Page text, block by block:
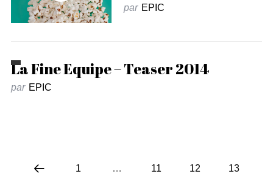
par EPIC
La Fine Equipe – Teaser 2014
par EPIC
1 … 11 12 13